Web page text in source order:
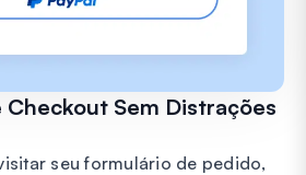
Checkout Sem Distrações
seu formulário de pedido,